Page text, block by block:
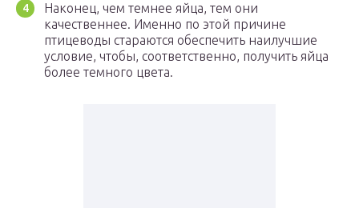
Наконец, чем темнее яйца, тем они
качественнее. Именно по этой причине
птицеводы стараются обеспечить наилучшие
условие, чтобы, соответственно, получить яйца
более темного цвета.